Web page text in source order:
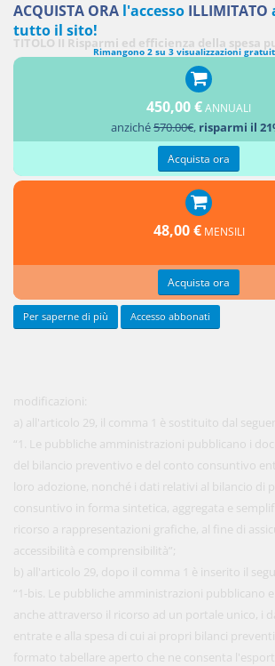
TITOLO II Risparmi ed efficienza della spesa
Razionalizzazione della spesa pubblica per
(TRASPARENZA E RAZIONALIZZAZIONE DELLA
modificazioni:
a) all'articolo 29, il comma 1 è sostituito dal
“1. Le pubbliche amministrazioni pubblicano i
del bilancio preventivo e del conto consuntivo
loro adozione, nonché i dati relativi al bilancio di
consuntivo in forma sintetica, aggregata e
ricorso a rappresentazioni grafiche, al fine di
accessibilità e comprensibilità”;
b) all'articolo 29, dopo il comma 1 è inserito il
“1-bis. Le pubbliche amministrazioni pubblicano
anche attraverso il ricorso ad un portale unico, i
entrate e alla spesa di cui ai propri bilanci
formato tabellare aperto che ne consenta
ACQUISTA ORA l'accesso ILLIMITATO
tutto il sito!
Rimangono 2 su 3 visualizzazioni
450,00 €ANNUALI
anziché570.00€, risparmi il
Acquista ora
48,00 € MENSILI
Acquista ora
Per saperne di più Accesso abbonati